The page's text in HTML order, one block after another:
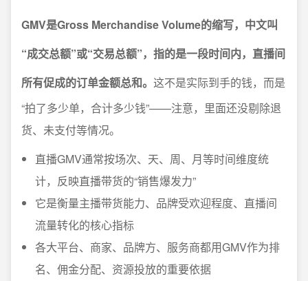
GMV是Gross Merchandise Volume的缩写，中文叫
“成交总额”或“交易总额”，指的是一段时间内，直播间
所有促成的订单金额总和。 这不是实际到手的钱，而是
“拍了多少单，合计多少钱”——注意，里面还没剔除退
货、未支付等情况。
直播GMV通常按场次、天、周、月等时间维度统
计，反映直播带货的“销售爆发力”
它是衡量主播带货能力、品牌受欢迎程度、直播间
流量转化的核心指标
各大平台、商家、品牌方、服务商都用GMV作为排
名、佣金分配、资源投放的重要依据